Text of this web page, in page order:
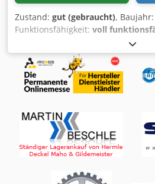
Zustand: gut (gebraucht), Baujahr:
Funktionsfähigkeit: voll
Kaltstauchmaschine NATIONAL
teilgestanzten Teilen Voll
generalüberholt! Neue Elektrik.
Teile pro Minute: 300 Nietlänge:
Stanz-/Durchziehtiefe: 5 mm
mm Leistung Hauptmotor: 7,5 kW
Nettogewicht: 3.100 kg